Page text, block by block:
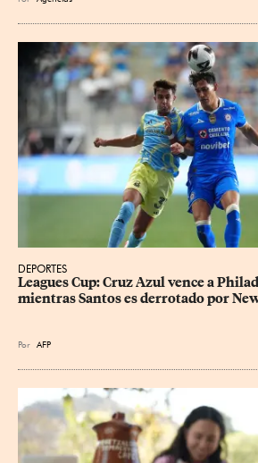
DEPORTES
Leagues Cup: Cruz Azul vence a
mientras Santos es derrotado por
Por AFP